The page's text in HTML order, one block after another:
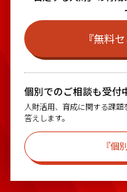
『無料
個別でのご相談も受付
人財活用、育成に関する課
答えします。
『個